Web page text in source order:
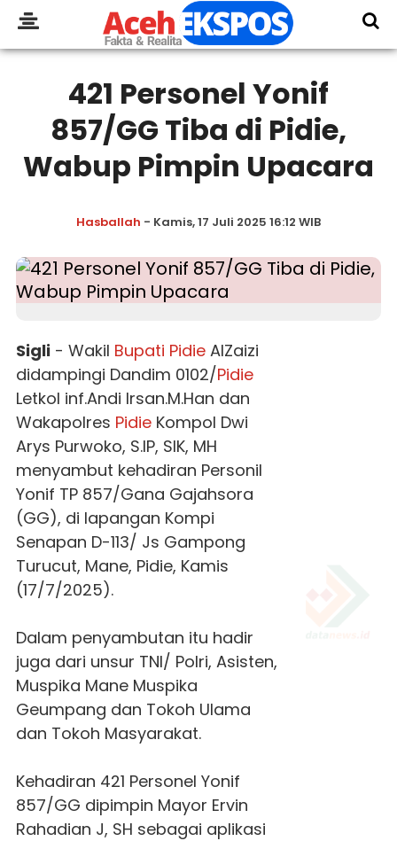
421 Personel Yonif
857/GG Tiba di Pidie,
Wabup Pimpin Upacara
Hasballah - Kamis, 17 Juli 2025 16:12 WIB
Sigli- Wakil Bupati PidieAlZaizi
didampingi Dandim 0102/Pidie
Letkol inf.Andi Irsan.M.Han dan
Wakapolres PidieKompol Dwi
Arys Purwoko, S.IP, SIK, MH
menyambut kehadiran Personil
Yonif TP 857/Gana Gajahsora
(GG), di lapangan Kompi
Senapan D-113/ Js Gampong
Turucut, Mane, Pidie, Kamis
(17/7/2025).
Dalam penyambutan itu hadir
juga dari unsur TNI/ Polri, Asisten,
Muspika Mane Muspika
Geumpang dan Tokoh Ulama
dan Tokoh Masyarakat.
Kehadiran 421 Personel Yonif
857/GG dipimpin Mayor Ervin
Rahadian J, SH sebagai aplikasi